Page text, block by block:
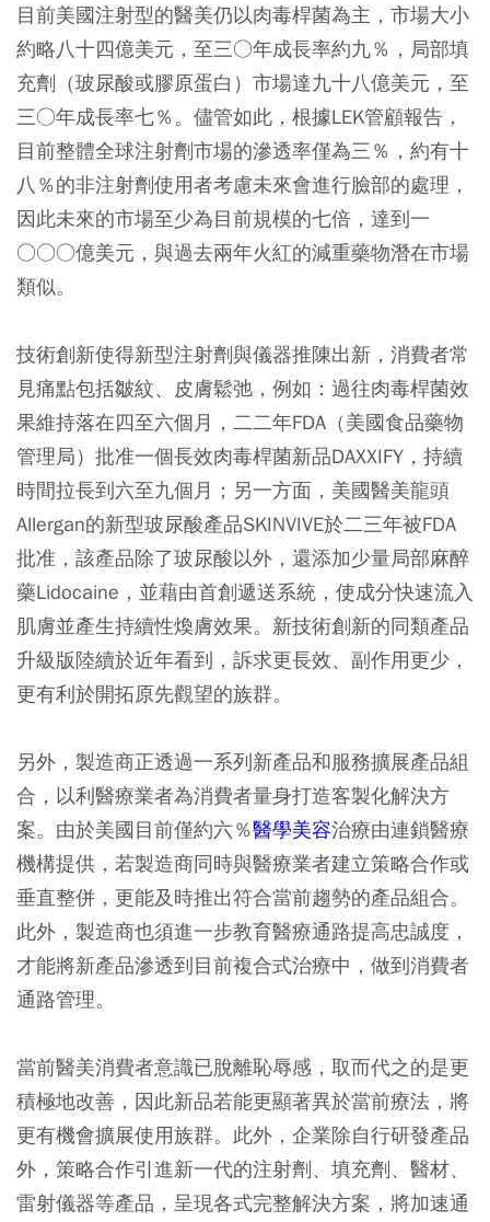
目前美國注射型的醫美仍以肉毒桿菌為主，市場大小
約略八十四億美元，至三○年成長率約九％，局部填
充劑（玻尿酸或膠原蛋白）市場達九十八億美元，至
三○年成長率七％。儘管如此，根據LEK管顧報告，
目前整體全球注射劑市場的滲透率僅為三％，約有十
八％的非注射劑使用者考慮未來會進行臉部的處理，
因此未來的市場至少為目前規模的七倍，達到一
○○○億美元，與過去兩年火紅的減重藥物潛在市場
類似。
技術創新使得新型注射劑與儀器推陳出新，消費者常
見痛點包括皺紋、皮膚鬆弛，例如：過往肉毒桿菌效
果維持落在四至六個月，二二年FDA（美國食品藥物
管理局）批准一個長效肉毒桿菌新品DAXXIFY，持續
時間拉長到六至九個月；另一方面，美國醫美龍頭
Allergan的新型玻尿酸產品SKINVIVE於二三年被FDA
批准，該產品除了玻尿酸以外，還添加少量局部麻醉
藥Lidocaine，並藉由首創遞送系統，使成分快速流入
肌膚並產生持續性煥膚效果。新技術創新的同類產品
升級版陸續於近年看到，訴求更長效、副作用更少，
更有利於開拓原先觀望的族群。
另外，製造商正透過一系列新產品和服務擴展產品組
合，以利醫療業者為消費者量身打造客製化解決方
案。由於美國目前僅約六％醫學美容治療由連鎖醫療
機構提供，若製造商同時與醫療業者建立策略合作或
垂直整併，更能及時推出符合當前趨勢的產品組合。
此外，製造商也須進一步教育醫療通路提高忠誠度，
才能將新產品滲透到目前複合式治療中，做到消費者
通路管理。
當前醫美消費者意識已脫離恥辱感，取而代之的是更
積極地改善，因此新品若能更顯著異於當前療法，將
更有機會擴展使用族群。此外，企業除自行研發產品
外，策略合作引進新一代的注射劑、填充劑、醫材、
雷射儀器等產品，呈現各式完整解決方案，將加速通